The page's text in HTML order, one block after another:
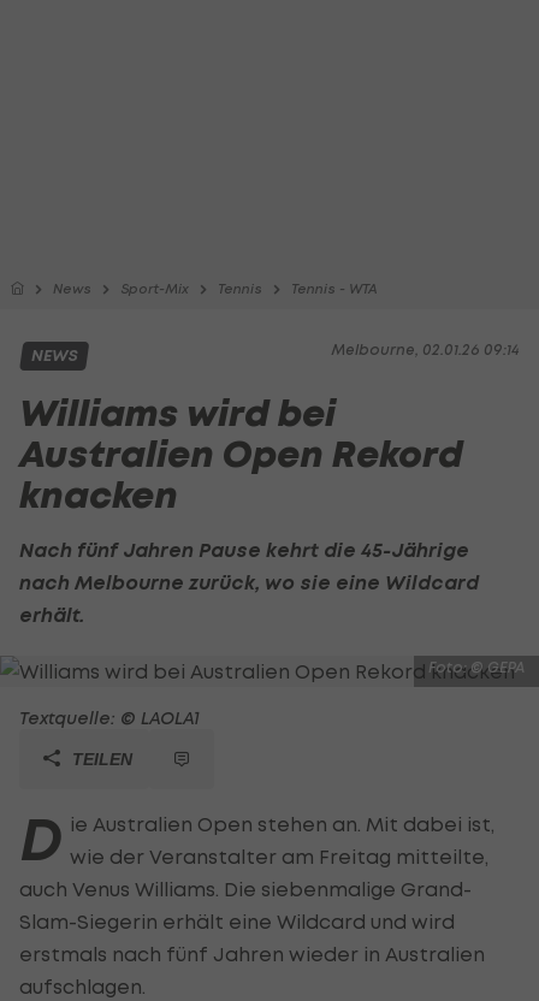
News Sport-Mix Tennis Tennis - WTA
Melbourne, 02.01.26 09:14
NEWS
Williams wird bei
Australien Open Rekord
knacken
Nach fünf Jahren Pause kehrt die 45-Jährige
nach Melbourne zurück, wo sie eine Wildcard
erhält.
Foto: © GEPA
Textquelle: © LAOLA1
TEILEN
D ie Australien Open stehen an. Mit dabei ist,
wie der Veranstalter am Freitag mitteilte,
auch Venus Williams. Die siebenmalige Grand-
Slam-Siegerin erhält eine Wildcard und wird
erstmals nach fünf Jahren wieder in Australien
aufschlagen.